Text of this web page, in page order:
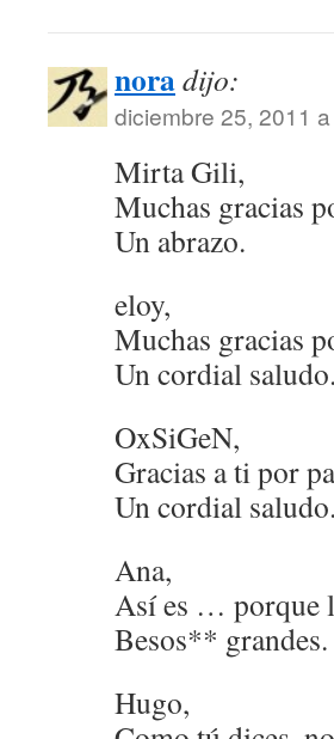
noradijo:
diciembre 25, 2011
Mirta Gili,
Muchas gracias
Un abrazo.
eloy,
Muchas gracias
Un cordial saludo.
OxSiGeN,
Gracias a ti por
Un cordial saludo.
Ana,
Así es … porque
Besos** grandes.
Hugo,